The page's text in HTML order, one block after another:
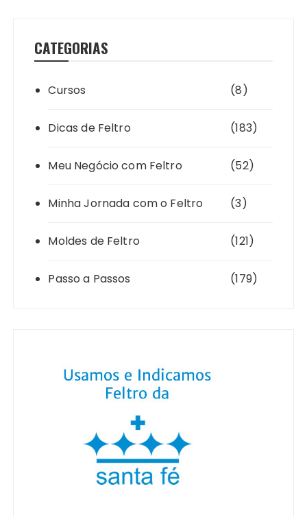
CATEGORIAS
Cursos (8)
Dicas de Feltro (183)
Meu Negócio com Feltro (52)
Minha Jornada com o Feltro (3)
Moldes de Feltro (121)
Passo a Passos (179)